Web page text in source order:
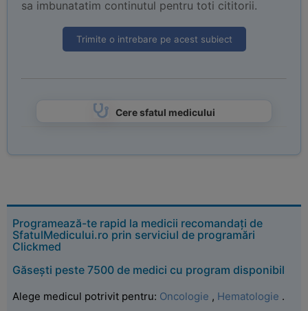
sa imbunatatim continutul pentru toti cititorii.
Trimite o intrebare pe acest subiect
Cere sfatul medicului
Programează-te rapid la medicii recomandați de
SfatulMedicului.ro prin serviciul de programări
Clickmed
Găsești peste 7500 de medici cu program disponibil
Alege medicul potrivit pentru: Oncologie , Hematologie .